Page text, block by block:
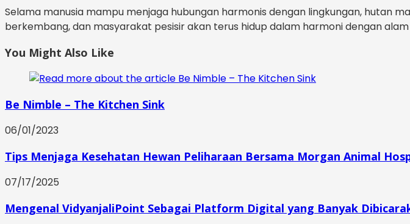
Selama manusia mampu menjaga hubungan harmonis dengan lingkungan, hutan
berkembang, dan masyarakat pesisir akan terus hidup dalam harmoni dengan
You Might Also Like
Be Nimble – The Kitchen Sink
06/01/2023
Tips Menjaga Kesehatan Hewan Peliharaan Bersama Morgan Animal
07/17/2025
Mengenal VidyanjaliPoint Sebagai Platform Digital yang Banyak